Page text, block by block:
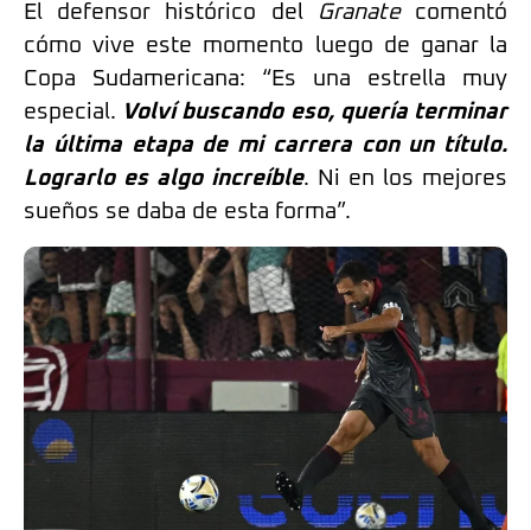
El defensor histórico del Granatecomentó
cómo vive este momento luego de ganar la
Copa Sudamericana: “Es una estrella muy
especial. Volví buscando eso, quería terminar
la última etapa de mi carrera con un título.
Lograrlo es algo increíble. Ni en los mejores
sueños se daba de esta forma”.